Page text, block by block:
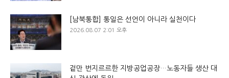
[남북통합] 통일은 선언이 아니라 실천이다
2026.08.07 2:01 오후
겉만 번지르르한 지방공업공장…노동자들 생산 대